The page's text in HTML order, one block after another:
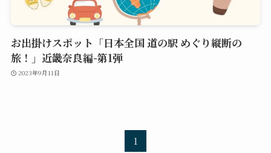
お出掛けスポット「日本全国 道の駅 めぐり縦断の
旅！」近畿奈良編-第1弾
2023年9月11日
1